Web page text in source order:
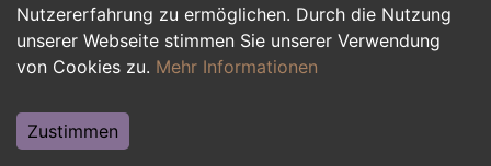
Nutzererfahrung zu ermöglichen. Durch die Nutzung
unserer Webseite stimmen Sie unserer Verwendung
von Cookies zu. Mehr Informationen
Zustimmen
Einkauf, Logistik, Materialwirtschaft
Weiterbildung, Studium, duale Ausbildung
Tourismus